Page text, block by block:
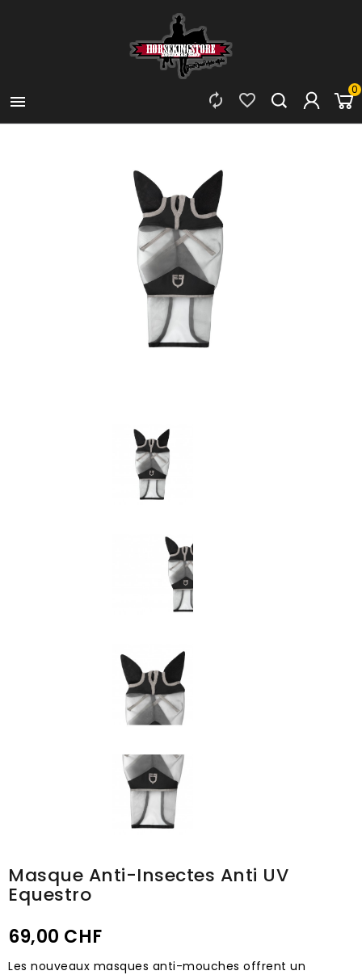

0


Masque Anti-Insectes Anti UV
Equestro
69,00 CHF
Les nouveaux masques anti-mouches offrent un